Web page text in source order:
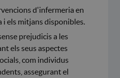
d'infermeria en
els mitjans disponibles.
prejudicis a les
els seus aspectes
com individus
assegurant el